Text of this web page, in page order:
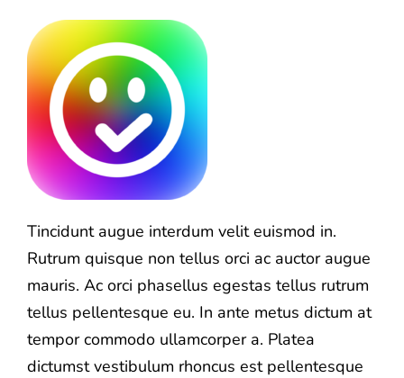
Tincidunt augue interdum velit euismod in.
Rutrum quisque non tellus orci ac auctor augue
mauris. Ac orci phasellus egestas tellus rutrum
tellus pellentesque eu. In ante metus dictum at
tempor commodo ullamcorper a. Platea
dictumst vestibulum rhoncus est pellentesque